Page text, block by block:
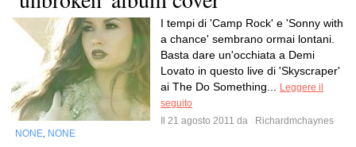
I tempi di 'Camp Rock' e 'Sonny with
a chance' sembrano ormai lontani.
Basta dare un'occhiata a Demi
Lovato in questo live di 'Skyscraper'
ai The Do Something...
Leggere il
seguito
Il 21 agosto 2011 da
Richardmchaynes
NONE NONE